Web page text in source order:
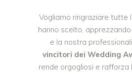
Vogliamo ringraziare tutte
hanno scelto,
e la nostra
vincitori dei Wedding
rende orgogliosi e rafforza